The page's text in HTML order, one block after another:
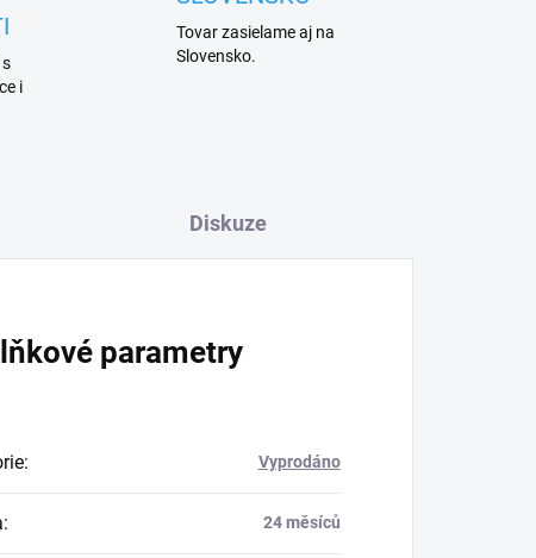
i
Tovar zasielame aj na
Slovensko.
Diskuze
parametry
: Vyprodáno
: 24 měsíců